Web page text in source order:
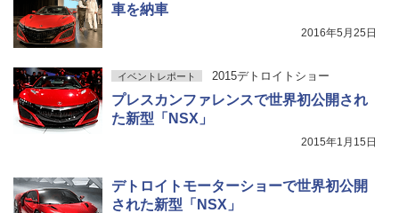
車を納車
2016年5月25日
イベントレポート 2015デトロイトショー
プレスカンファレンスで世界初公開され
た新型「NSX」
2015年1月15日
デトロイトモーターショーで世界初公開
された新型「NSX」